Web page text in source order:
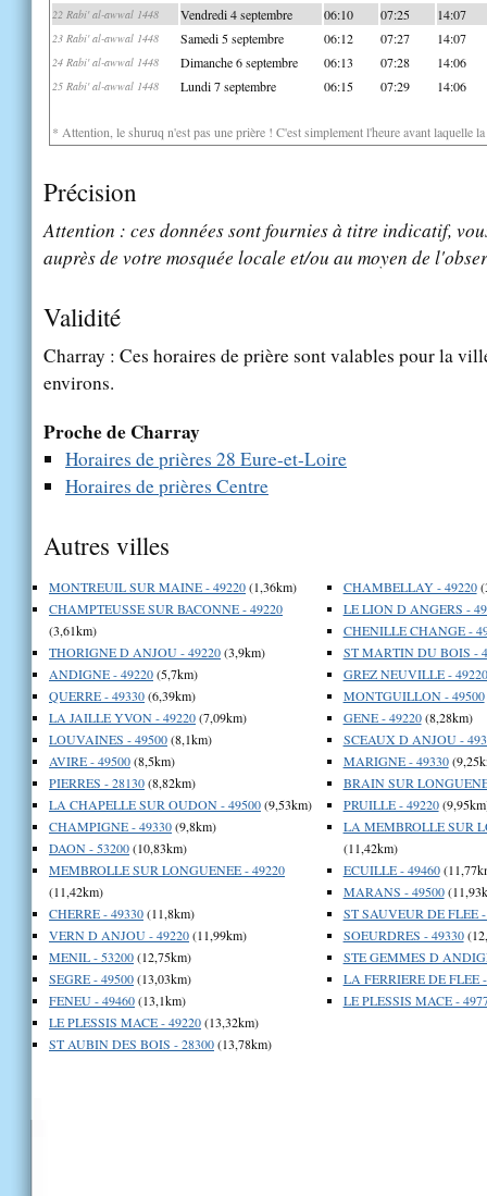
22 Rabi' al-awwal 1448 Vendredi 4 septembre 06:10 07:25 14:07
23 Rabi' al-awwal 1448 Samedi 5 septembre 06:12 07:27 14:07
24 Rabi' al-awwal 1448 Dimanche 6 septembre 06:13 07:28 14:06
25 Rabi' al-awwal 1448 Lundi 7 septembre 06:15 07:29 14:06
* Attention, le shuruq n'est pas une prière ! C'est simplement l'heure avant laquelle
Précision
Attention : ces données sont fournies à titre indicatif,
auprès de votre mosquée locale et/ou au moyen de
Validité
Charray : Ces horaires de prière sont valables pour la
environs.
Proche de Charray
Horaires de prières 28 Eure-et-Loire
Horaires de prières Centre
Autres villes
MONTREUIL SUR MAINE - 49220(1,36km)
CHAMPTEUSSE SUR BACONNE - 49220
(3,61km)
THORIGNE D ANJOU - 49220(3,9km)
ANDIGNE - 49220(5,7km)
QUERRE - 49330(6,39km)
LA JAILLE YVON - 49220(7,09km)
LOUVAINES - 49500(8,1km)
AVIRE - 49500(8,5km)
PIERRES - 28130(8,82km)
LA CHAPELLE SUR OUDON - 49500(9,53km)
CHAMPIGNE - 49330(9,8km)
DAON - 53200(10,83km)
MEMBROLLE SUR LONGUENEE - 49220
(11,42km)
CHERRE - 49330(11,8km)
VERN D ANJOU - 49220(11,99km)
MENIL - 53200(12,75km)
SEGRE - 49500(13,03km)
FENEU - 49460(13,1km)
LE PLESSIS MACE - 49220(13,32km)
ST AUBIN DES BOIS - 28300(13,78km)
CHAMBELLAY - 49220
LE LION D ANGERS -
CHENILLE CHANGE -
ST MARTIN DU BOIS -
GREZ NEUVILLE - 49220
MONTGUILLON - 49500
GENE - 49220(8,28km)
SCEAUX D ANJOU -
MARIGNE - 49330
BRAIN SUR
PRUILLE - 49220
LA MEMBROLLE SUR
(11,42km)
ECUILLE - 49460
MARANS - 49500
ST SAUVEUR DE FLEE
SOEURDRES - 49330
STE GEMMES D
LA FERRIERE DE FLEE
LE PLESSIS MACE -